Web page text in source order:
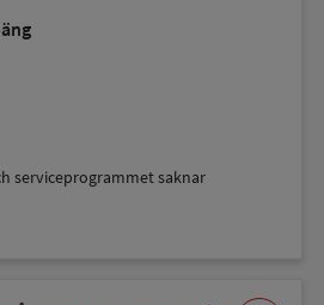
serviceprogrammet saknar